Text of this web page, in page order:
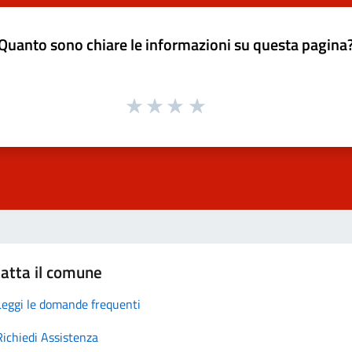
sono chiare le informazioni su questa
il comune
le domande frequenti
Assistenza